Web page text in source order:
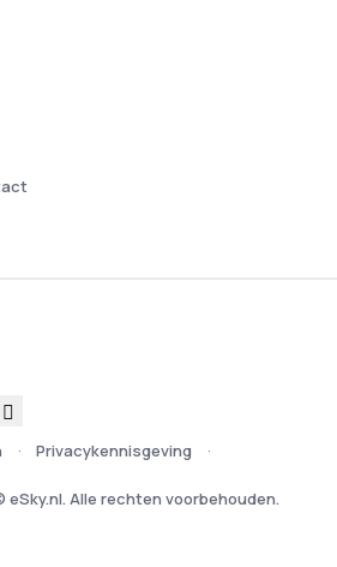
Privacykennisgeving
Alle rechten voorbehouden.